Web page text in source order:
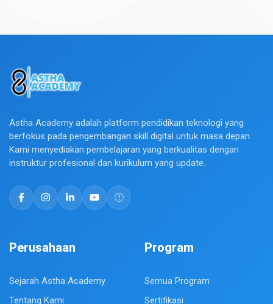
Astha Academy adalah platform pendidikan teknologi yang
berfokus pada pengembangan skill digital untuk masa depan.
Kami menyediakan pembelajaran yang berkualitas dengan
instruktur profesional dan kurikulum yang update.
Perusahaan
Sejarah Astha Academy
Tentang Kami
Program
Semua Program
Sertifikasi